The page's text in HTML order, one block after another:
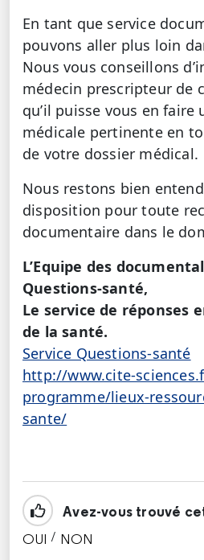
En tant que service
pouvons aller plus loin
Nous vous conseillons
médecin prescripteur de
qu’il puisse vous en
médicale pertinente en
de votre dossier médical.
Nous restons bien
disposition pour toute
documentaire dans le
L’Equipe des
Questions-santé,
Le service de réponses
de la santé.
Service Questions-santé
http://www.cite-
programme/lieux-
sante/
Avez-vous trouvé
OUI / NON